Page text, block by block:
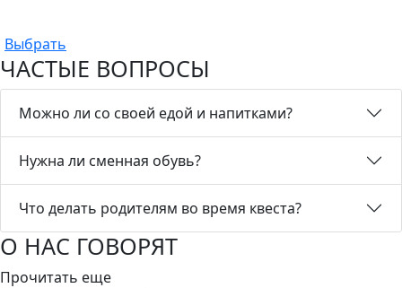
Выбрать
ЧАСТЫЕ ВОПРОСЫ
Можно ли со своей едой и напитками?
Нужна ли сменная обувь?
Что делать родителям во время квеста?
О НАС ГОВОРЯТ
Прочитать еще